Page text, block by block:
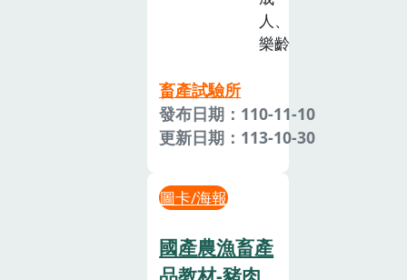
人、
樂齡
畜產試驗所
發布日期：110-11-10
更新日期：113-10-30
圖卡/海報
國產農漁畜產